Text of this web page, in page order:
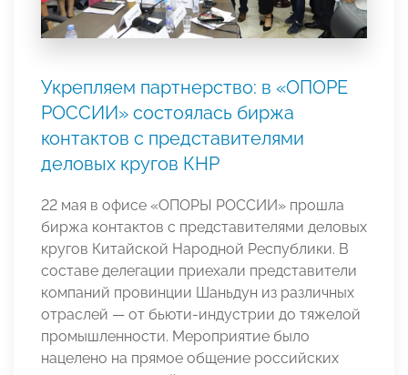
Укрепляем партнерство: в «ОПОРЕ
РОССИИ» состоялась биржа
контактов с представителями
деловых кругов КНР
22 мая в офисе «ОПОРЫ РОССИИ» прошла
биржа контактов с представителями деловых
кругов Китайской Народной Республики. В
составе делегации приехали представители
компаний провинции Шаньдун из различных
отраслей — от бьюти-индустрии до тяжелой
промышленности. Мероприятие было
нацелено на прямое общение российских